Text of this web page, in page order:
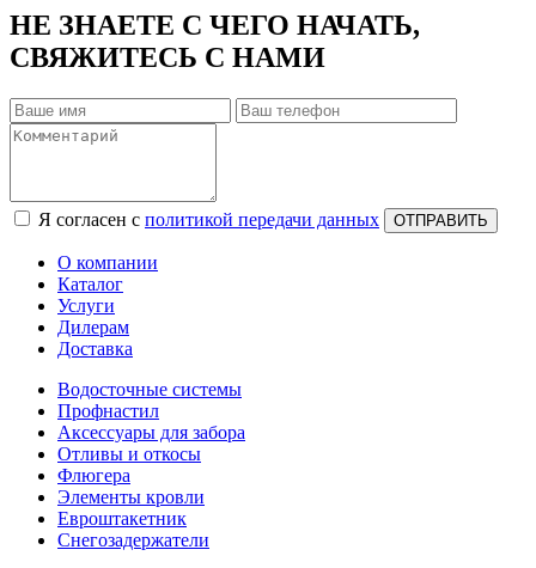
НЕ ЗНАЕТЕ С ЧЕГО НАЧАТЬ,
СВЯЖИТЕСЬ С НАМИ
Я согласен с политикой передачи данных ОТПРАВИТЬ
О компании
Каталог
Услуги
Дилерам
Доставка
Водосточные системы
Профнастил
Аксессуары для забора
Отливы и откосы
Флюгера
Элементы кровли
Евроштакетник
Снегозадержатели